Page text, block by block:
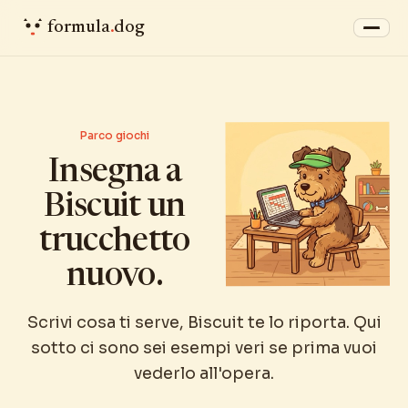
formula.dog
Parco giochi
Insegna a
Biscuit un
trucchetto
nuovo.
Scrivi cosa ti serve, Biscuit te lo riporta. Qui
sotto ci sono sei esempi veri se prima vuoi
vederlo all'opera.